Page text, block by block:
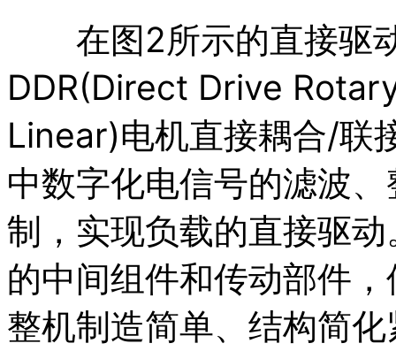
在图2所示的直接驱
DDR(Direct Drive
Linear)电机直接耦合/联
中数字化电信号的滤波
制，实现负载的直接驱
的中间组件和传动部件
整机制造简单、结构简